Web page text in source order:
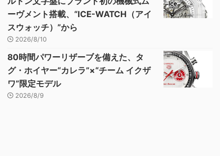
ーヴメント搭載、“ICE-WATCH（アイ
スウォッチ）”から
2026/8/10
80時間パワーリザーブを備えた、タ
グ・ホイヤー“カレラ”×“チーム イクザ
ワ”限定モデル
2026/8/9